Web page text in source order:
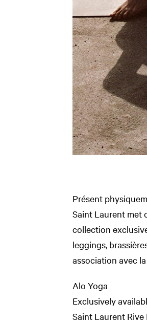
Présent
Saint Laurent met
collection
leggings,
association avec
Alo Yoga
Exclusively
Saint Laurent Rive